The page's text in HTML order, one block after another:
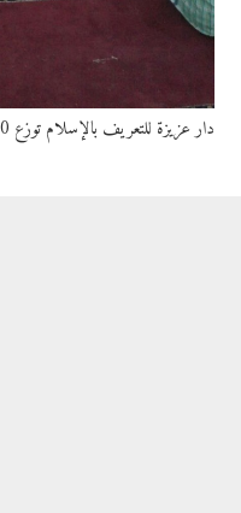
دار عزيزة للتعريف بالإسلام توزع 500 وجبة إفطار صائم يوميا بالوفرة